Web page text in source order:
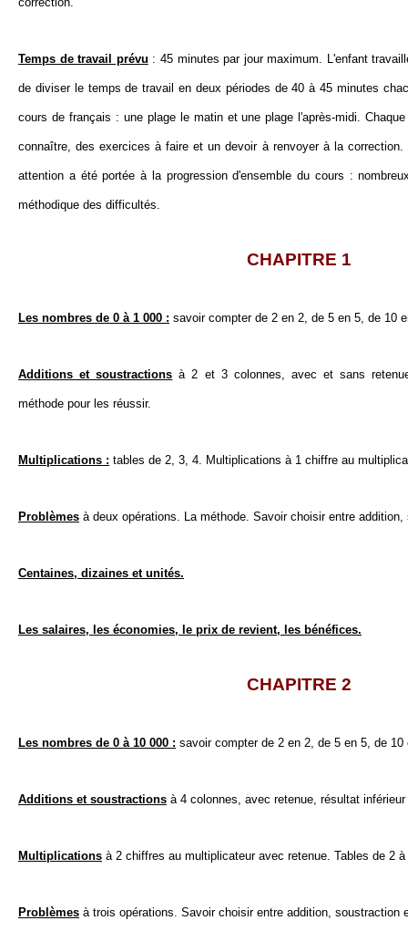
Temps de travail prévu : 45 minutes par jour maximum. L'enfant
de diviser le temps de travail en deux périodes de 40 à 45 minutes
cours de français : une plage le matin et une plage l'après-midi.
connaître, des exercices à faire et un devoir à renvoyer à la correction.
attention a été portée à la progression d'ensemble du cours :
méthodique des difficultés.
CHAPITRE 1
Les nombres de 0 à 1 000 : savoir compter de 2 en 2, de 5 en 5, de 10
Additions et soustractions à 2 et 3 colonnes, avec et sans
méthode pour les réussir.
Multiplications : tables de 2, 3, 4. Multiplications à 1 chiffre au
Problèmes à deux opérations. La méthode. Savoir choisir entre
Centaines, dizaines et unités.
Les salaires, les économies, le prix de revient, les bénéfices.
CHAPITRE 2
Les nombres de 0 à 10 000 : savoir compter de 2 en 2, de 5 en 5, de
Additions et soustractions à 4 colonnes, avec retenue, résultat
Multiplications à 2 chiffres au multiplicateur avec retenue. Tables de 2 à
Problèmes à trois opérations. Savoir choisir entre addition, soustraction